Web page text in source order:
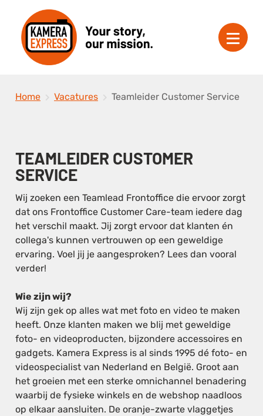
Home Vacatures Teamleider Customer Service
TEAMLEIDER CUSTOMER
SERVICE
Wij zoeken een Teamlead Frontoffice die ervoor zorgt
dat ons Frontoffice Customer Care-team iedere dag
het verschil maakt. Jij zorgt ervoor dat klanten én
collega's kunnen vertrouwen op een geweldige
ervaring. Voel jij je aangesproken? Lees dan vooral
verder!
Wie zijn wij?
Wij zijn gek op alles wat met foto en video te maken
heeft. Onze klanten maken we blij met geweldige
foto- en videoproducten, bijzondere accessoires en
gadgets. Kamera Express is al sinds 1995 dé foto- en
videospecialist van Nederland en België. Groot aan
het groeien met een sterke omnichannel benadering
waarbij de fysieke winkels en de webshop naadloos
op elkaar aansluiten. De oranje-zwarte vlaggetjes